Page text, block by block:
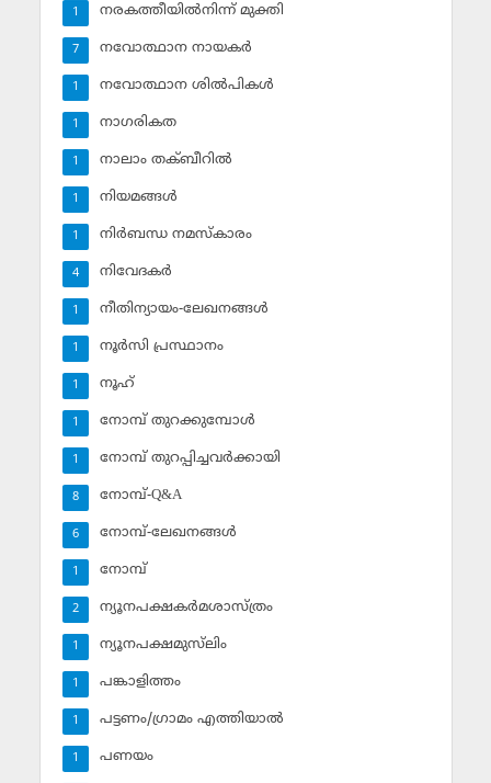
നരകത്തീയില്‍നിന്ന് മുക്തി
1
നവോത്ഥാന നായകര്‍
7
നവോത്ഥാന ശില്‍പികള്‍
1
നാഗരികത
1
നാലാം തക്ബീറില്‍
1
നിയമങ്ങള്‍
1
നിര്‍ബന്ധ നമസ്‌കാരം
1
നിവേദകര്‍
4
നീതിന്യായം-ലേഖനങ്ങള്‍
1
നൂര്‍സി പ്രസ്ഥാനം
1
നൂഹ്‌
1
നോമ്പ് തുറക്കുമ്പോള്‍
1
നോമ്പ് തുറപ്പിച്ചവര്‍ക്കായി
1
നോമ്പ്-Q&A
8
നോമ്പ്-ലേഖനങ്ങള്‍
6
നോമ്പ്‌
1
ന്യൂനപക്ഷകര്‍മശാസ്ത്രം
2
ന്യൂനപക്ഷമുസ്‌ലിം
1
പങ്കാളിത്തം
1
പട്ടണം/ഗ്രാമം എത്തിയാല്‍
1
പണയം
1